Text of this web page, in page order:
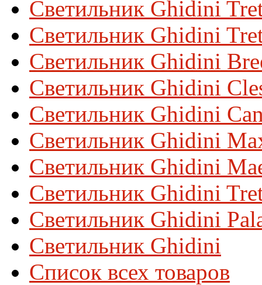
Светильник Ghidini
Светильник Ghidini
Светильник Ghidini
Светильник Ghidini
Светильник Ghidini
Светильник Ghidini
Светильник Ghidini
Светильник Ghidini
Светильник Ghidini
Светильник Ghidini
Список всех товаров